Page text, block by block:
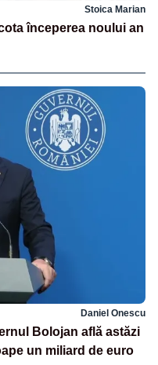
Stoica Marian
începerea noului an
Daniel Onescu
Bolojan află astăzi
un miliard de euro